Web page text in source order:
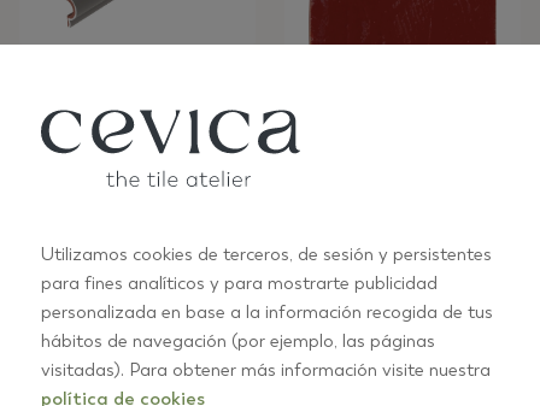
10X10 ROJO ANTIGUO
CEM14
PROVENZA CRAQUELÉ
QUARTER ROUND 1,5X30
Utilizamos cookies de terceros, de sesión y persistentes
para fines analíticos y para mostrarte publicidad
personalizada en base a la información recogida de tus
hábitos de navegación (por ejemplo, las páginas
visitadas). Para obtener más información visite nuestra
política de cookies